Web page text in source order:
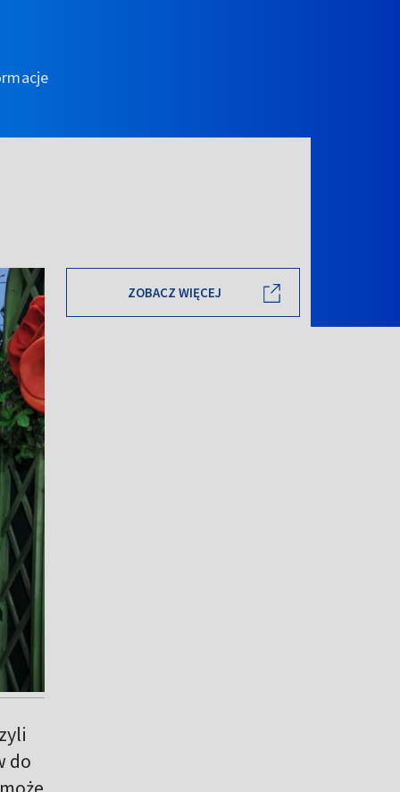
do
ZOBACZ WIĘCEJ